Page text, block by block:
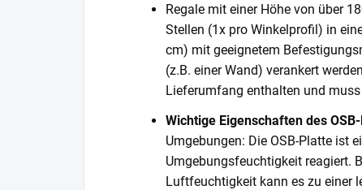
Regale mit einer Höhe von über
Stellen (1x pro Winkelprofil) in
cm) mit geeignetem
(z.B. einer Wand) verankert
Lieferumfang enthalten und
Wichtige Eigenschaften des
Umgebungen: Die OSB-Platte ist
Umgebungsfeuchtigkeit reagiert.
Luftfeuchtigkeit kann es zu einer